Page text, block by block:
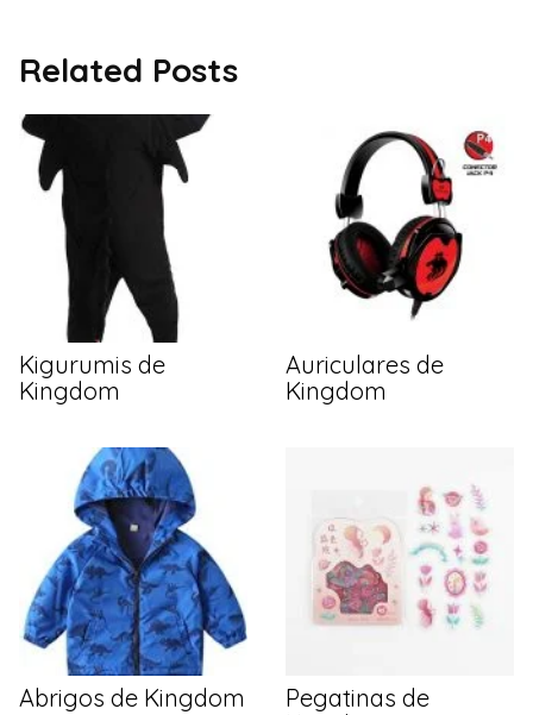
Related Posts
Kigurumis de
Kingdom
Auriculares de
Kingdom
Abrigos de Kingdom
Pegatinas de